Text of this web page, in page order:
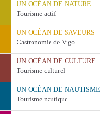
UN OCÉAN DE NATURE
Tourisme actif
UN OCÉAN DE SAVEURS
Gastronomie de Vigo
UN OCÉAN DE CULTURE
Tourisme culturel
UN OCÉAN DE NAUTISME
Tourisme nautique